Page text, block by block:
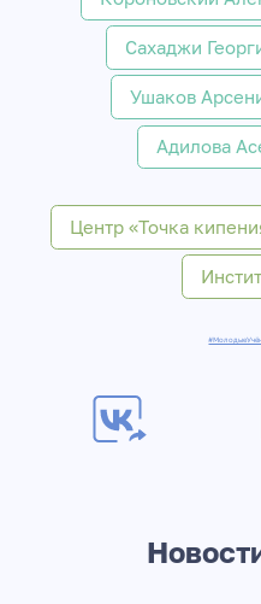
Сахаджи
Ушаков
Адилова
Центр «Точка